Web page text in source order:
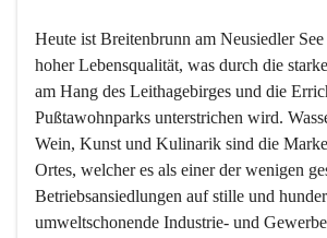
Heute ist Breitenbrunn am Neusiedler
hoher Lebensqualität, was durch die
am Hang des Leithagebirges und die
Pußtawohnparks unterstrichen wird.
Wein, Kunst und Kulinarik sind die
Ortes, welcher es als einer der wenigen
Betriebsansiedlungen auf stille und
umweltschonende Industrie- und